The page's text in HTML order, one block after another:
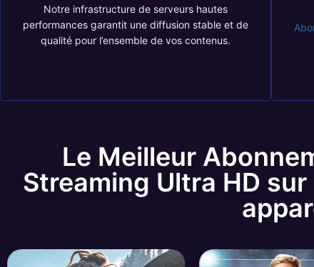
Notre infrastructure de serveurs hautes
performances garantit une diffusion stable et de
qualité pour l’ensemble de vos contenus.
Le Meilleur
Streaming Ultra HD